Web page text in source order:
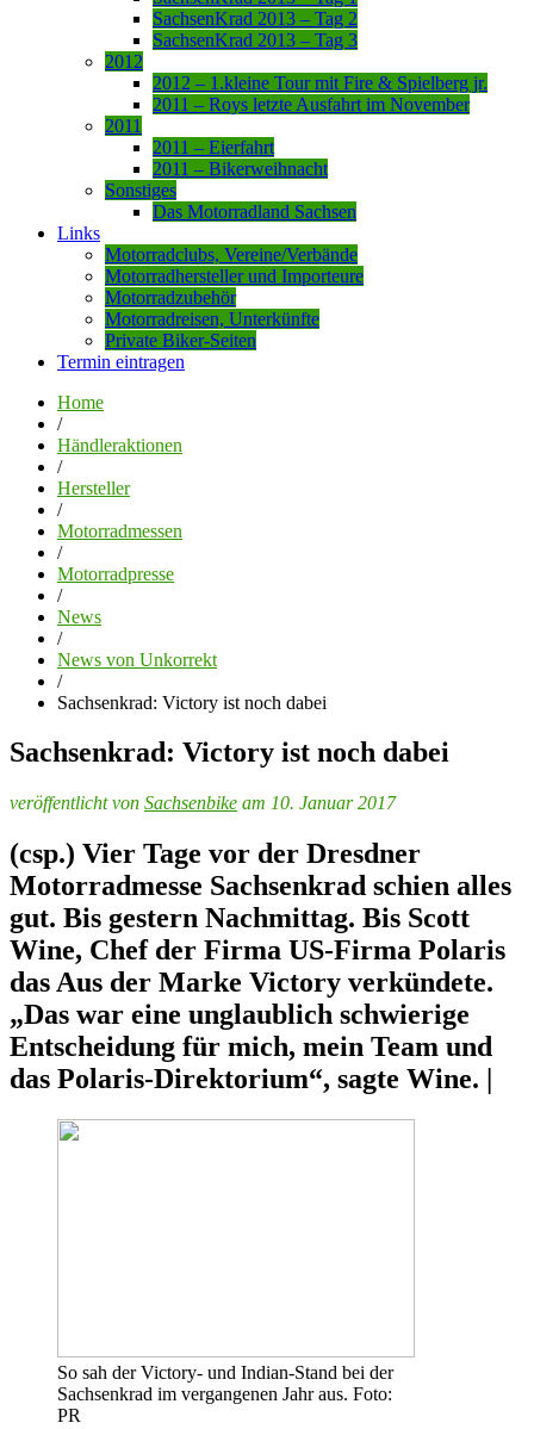
SachsenKrad 2013 – Tag 2
SachsenKrad 2013 – Tag 3
2012
2012 – 1.kleine Tour mit Fire & Spielberg jr.
2011 – Roys letzte Ausfahrt im November
2011
2011 – Eierfahrt
2011 – Bikerweihnacht
Sonstiges
Das Motorradland Sachsen
Links
Motorradclubs, Vereine/Verbände
Motorradhersteller und Importeure
Motorradzubehör
Motorradreisen, Unterkünfte
Private Biker-Seiten
Termin eintragen
Home
/
Händleraktionen
/
Hersteller
/
Motorradmessen
/
Motorradpresse
/
News
/
News von Unkorrekt
/
Sachsenkrad: Victory ist noch dabei
Sachsenkrad: Victory ist noch dabei
veröffentlicht von Sachsenbike am 10. Januar 2017
(csp.) Vier Tage vor der Dresdner
Motorradmesse Sachsenkrad schien alles
gut. Bis gestern Nachmittag. Bis Scott
Wine, Chef der Firma US-Firma Polaris
das Aus der Marke Victory verkündete.
„Das war eine unglaublich schwierige
Entscheidung für mich, mein Team und
das Polaris-Direktorium“, sagte Wine. |
So sah der Victory- und Indian-Stand bei der
Sachsenkrad im vergangenen Jahr aus. Foto:
PR